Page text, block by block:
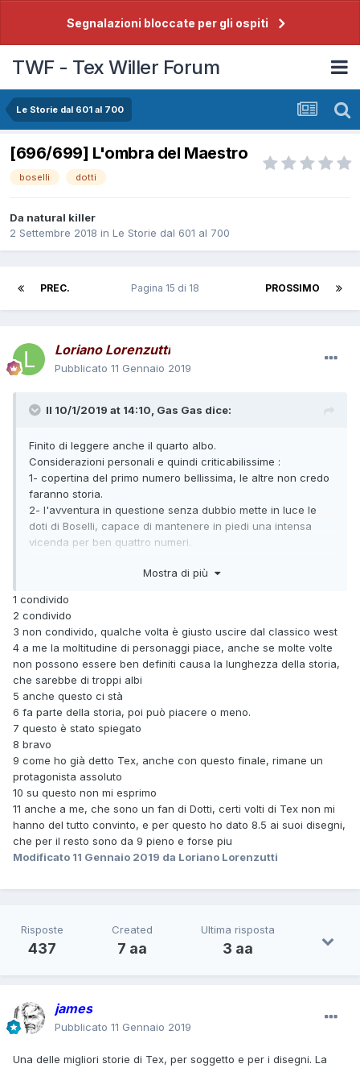
Segnalazioni bloccate per gli ospiti
TWF - Tex Willer Forum
Le Storie dal 601 al 700
[696/699] L'ombra del Maestro
boselli dotti
Da natural killer
2 Settembre 2018 in Le Storie dal 601 al 700
PREC. PROSSIMO
Pagina 15 di 18
Loriano Lorenzutti
Pubblicato 11 Gennaio 2019
Il 10/1/2019 at 14:10, Gas Gas dice:
Finito di leggere anche il quarto albo.
Considerazioni personali e quindi criticabilissime :
1- copertina del primo numero bellissima, le altre non credo
faranno storia.
2- l'avventura in questione senza dubbio mette in luce le
doti di Boselli, capace di mantenere in piedi una intensa
vicenda per ben quattro numeri.
scelta non incontra di certo i miei gusti.
prevede una moltitudine di personaggi tra cui troviamo
anche Tex e Carson.
5- facendo suo un principio Machiavellico, Tex si allea
serenamente con bande di criminali pur di sconfiggere il
nemico comune.
6- discutibile la scelta di far recitare i nostri a teatro e la
sparatoria successiva tra il pubblico.
7- non ho capito come possa morire un attore se i nostri
eroi sapevano quali fossero le pistole caricate a salve e
liquidare il tutto seguendo il principio che the show must go
on.
8 - errore di battitura a pag. 58 del quarto albo, ultima
vignetta: " non c'eraro"
9 - finale scoppiettante e con varie sfaccettature in cui i
nostri alla fine sono determinanti ma non troppo.
10- mi ha sorpreso come Tex, nel primo albo, colto dal
dubbio non abbia sparato sulla corda che ha dato la morte
mi convince.
in conclusione non si può certo dire che si tratti di una
critiche".
Mostra di più
1 condivido
2 condivido
3 non condivido, qualche volta è giusto uscire dal classico west
4 a me la moltitudine di personaggi piace, anche se molte volte
non possono essere ben definiti causa la lunghezza della storia,
che sarebbe di troppi albi
5 anche questo ci stà
6 fa parte della storia, poi può piacere o meno.
7 questo è stato spiegato
8 bravo
9 come ho già detto Tex, anche con questo finale, rimane un
protagonista assoluto
10 su questo non mi esprimo
11 anche a me, che sono un fan di Dotti, certi volti di Tex non mi
hanno del tutto convinto, e per questo ho dato 8.5 ai suoi disegni,
che per il resto sono da 9 pieno e forse piu
Modificato 11 Gennaio 2019 da Loriano Lorenzutti
Risposte
437
Created
7 aa
Ultima risposta
3 aa
james
Pubblicato 11 Gennaio 2019
Una delle migliori storie di Tex, per soggetto e per i disegni. La